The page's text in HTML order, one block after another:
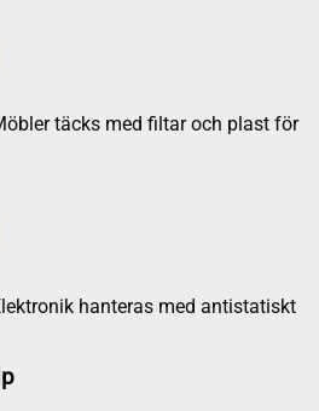
täcks med filtar och plast för
hanteras med antistatiskt